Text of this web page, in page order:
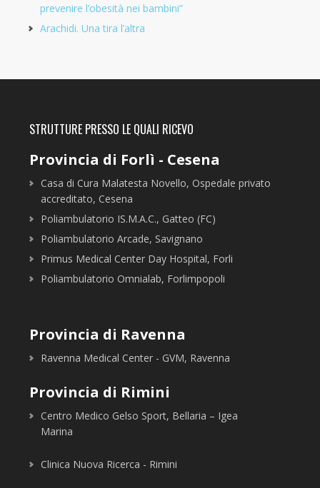
prevenire l’obesità nei bambini”
Arachidi. Una tira l’altra
STRUTTURE PRESSO LE QUALI RICEVO
Provincia di Forlì - Cesena
Casa di Cura Malatesta Novello, Ospedale privato
accreditato, Cesena
Poliambulatorio IS.M.A.C., Gatteo (FC)
Poliambulatorio Arcade, Savignano
Primus Medical Center Day Hospital, Forli
Poliambulatorio Omnialab, Forlimpopoli
Provincia di Ravenna
Ravenna Medical Center - GVM, Ravenna
Provincia di Rimini
Centro Medico Gelso Sport, Bellaria – Igea
Marina
Clinica Nuova Ricerca - Rimini